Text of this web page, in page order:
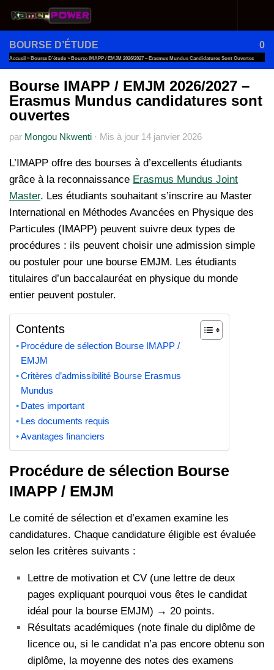
Au dessous du contenu
BOURSE D’ÉTUDE 0
Accueil » Bourse D’étude » Bourse IMAPP / EMJM 2026/2027 – Erasmus Mundus Candidatures Sont Ouvertes
Bourse IMAPP / EMJM 2026/2027 –
Erasmus Mundus candidatures sont
ouvertes
par Mongou Nkwenti · Mis à jour 14 janvier 2026
L’IMAPP offre des bourses à d’excellents étudiants
grâce à la reconnaissance Erasmus Mundus Joint
Master. Les étudiants souhaitant s’inscrire au Master
International en Méthodes Avancées en Physique des
Particules (IMAPP) peuvent suivre deux types de
procédures : ils peuvent choisir une admission simple
ou postuler pour une bourse EMJM. Les étudiants
titulaires d’un baccalauréat en physique du monde
entier peuvent postuler.
Contents
Procédure de sélection Bourse IMAPP /
EMJM
Critères d’admissibilité Bourse Erasmus
Mundus
Dates important
Les documents requis
Avantages financiers
Procédure de sélection Bourse
IMAPP / EMJM
Le comité de sélection et d’examen examine les
candidatures. Chaque candidature éligible est évaluée
selon les critères suivants :
Lettre de motivation et CV (une lettre de deux
pages expliquant pourquoi vous êtes le candidat
idéal pour la bourse EMJM) → 20 points.
Résultats académiques (note finale du diplôme de
licence ou, si le candidat n’a pas encore obtenu son
diplôme, la moyenne des notes des examens